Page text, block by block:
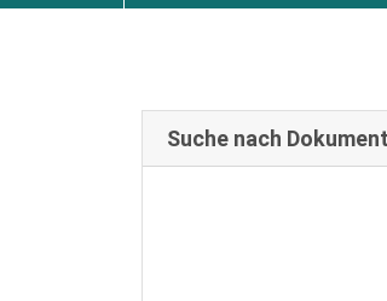
Suche nach